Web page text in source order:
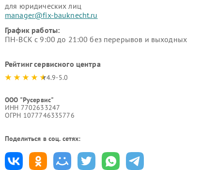
для юридических лиц
manager@fix-bauknecht.ru
График работы:
ПН-ВСК с 9:00 до 21:00 без перерывов и выходных
Рейтинг сервисного центра
4.9-5.0
ООО "Русервис"
ИНН 7702633247
ОГРН 1077746335776
Поделиться в соц. сетях: